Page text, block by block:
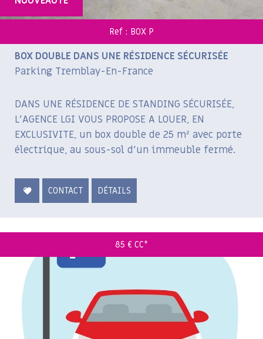
Ref : BOX P
BOX DOUBLE DANS UNE RÉSIDENCE SÉCURISÉE
Parking Tremblay-En-France
DANS UNE RÉSIDENCE DE STANDING SÉCURISÉE,
L'AGENCE LGI VOUS PROPOSE A LOUER, EN
EXCLUSIVITE, un box double de 25 m² avec porte
électrique, au sous-sol d'un immeuble fermé.
CONTACT DÉTAILS
85 € CC*